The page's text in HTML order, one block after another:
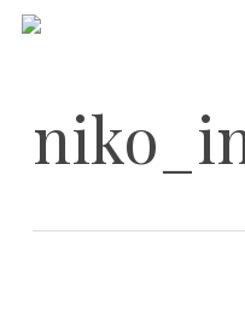
Skip